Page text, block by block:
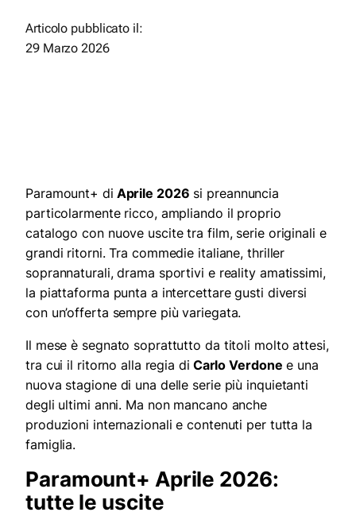
Articolo pubblicato il:
29 Marzo 2026
Paramount+ di Aprile 2026 si preannuncia
particolarmente ricco, ampliando il proprio
catalogo con nuove uscite tra film, serie originali e
grandi ritorni. Tra commedie italiane, thriller
soprannaturali, drama sportivi e reality amatissimi,
la piattaforma punta a intercettare gusti diversi
con un’offerta sempre più variegata.
Il mese è segnato soprattutto da titoli molto attesi,
tra cui il ritorno alla regia di Carlo Verdone e una
nuova stagione di una delle serie più inquietanti
degli ultimi anni. Ma non mancano anche
produzioni internazionali e contenuti per tutta la
famiglia.
Paramount+ Aprile 2026:
tutte le uscite